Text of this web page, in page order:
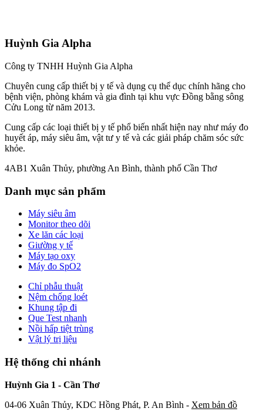
Huỳnh Gia Alpha
Công ty TNHH Huỳnh Gia Alpha
Chuyên cung cấp thiết bị y tế và dụng cụ thể dục chính hãng cho
bệnh viện, phòng khám và gia đình tại khu vực Đồng bằng sông
Cửu Long từ năm 2013.
Cung cấp các loại thiết bị y tế phổ biến nhất hiện nay như máy đo
huyết áp, máy siêu âm, vật tư y tế và các giải pháp chăm sóc sức
khỏe.
4AB1 Xuân Thủy, phường An Bình, thành phố Cần Thơ
Danh mục sản phẩm
Máy siêu âm
Monitor theo dõi
Xe lăn các loại
Giường y tế
Máy tạo oxy
Máy đo SpO2
Chỉ phẫu thuật
Nệm chống loét
Khung tập đi
Que Test nhanh
Nồi hấp tiệt trùng
Vật lý trị liệu
Hệ thống chi nhánh
Huỳnh Gia 1 - Cần Thơ
04-06 Xuân Thủy, KDC Hồng Phát, P. An Bình - Xem bản đồ